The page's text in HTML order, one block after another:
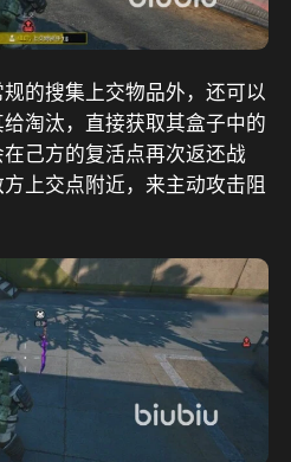
的搜集上交物品外，还可以
淘汰，直接获取其盒子中的
己方的复活点再次返还战
上交点附近，来主动攻击阻